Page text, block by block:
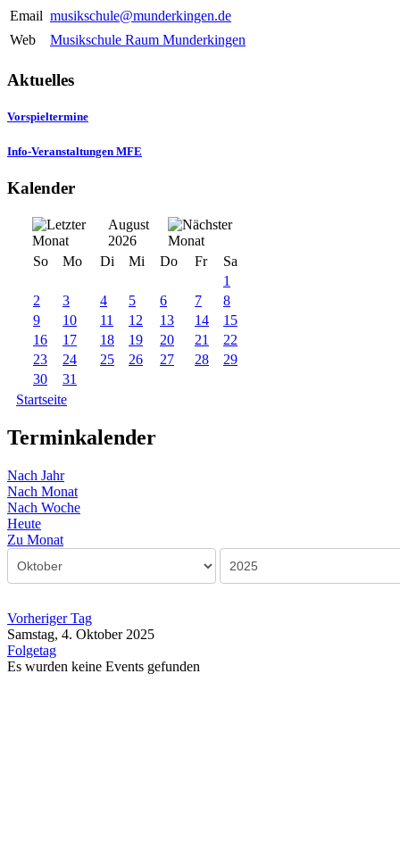
Email musikschule@munderkingen.de
Web
Musikschule Raum Munderkingen
Aktuelles
Vorspieltermine
Info-Veranstaltungen MFE
Kalender
August
2026
So
Mo Di Mi Do Fr
Sa
1
2
3 4 5 6 7
8
9
10 11 12 13 14
15
16
17 18 19 20 21
22
23
24 25 26 27 28
29
30
31
Startseite
Terminkalender
Nach Jahr
Nach Monat
Nach Woche
Heute
Zu Monat
Vorheriger Tag
Samstag, 4. Oktober 2025
Folgetag
Es wurden keine Events gefunden